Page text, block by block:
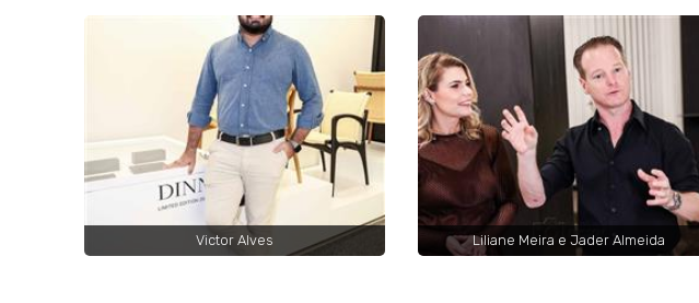
Victor Alves Liliane Meira e Jader Almeida